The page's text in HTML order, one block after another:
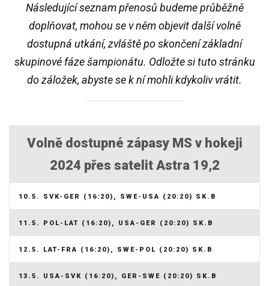
Následující seznam přenosů budeme průběžně
doplňovat, mohou se v něm objevit další volně
dostupná utkání, zvláště po skončení základní
skupinové fáze šampionátu. Odložte si tuto stránku
do záložek, abyste se k ní mohli kdykoliv vrátit.
Volně dostupné zápasy MS v hokeji
2024 přes satelit Astra 19,2
10.5. SVK-GER (16:20), SWE-USA (20:20) SK.B
11.5. POL-LAT (16:20), USA-GER (20:20) SK.B
12.5. LAT-FRA (16:20), SWE-POL (20:20) SK.B
13.5. USA-SVK (16:20), GER-SWE (20:20) SK.B